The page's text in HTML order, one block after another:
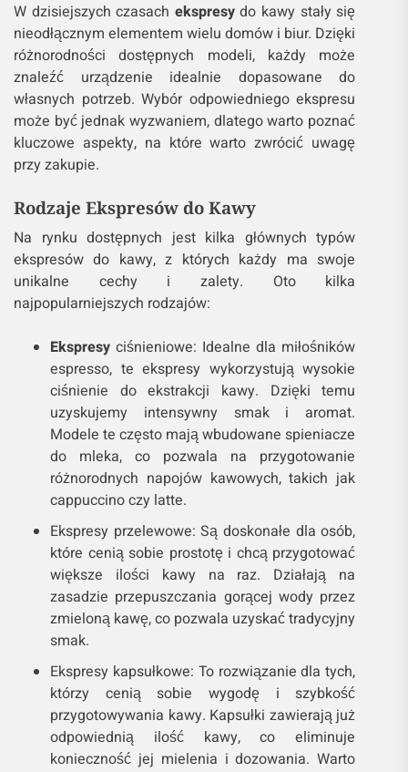
W dzisiejszych czasach ekspresydo kawy stały się
nieodłącznym elementem wielu domów i biur. Dzięki
różnorodności dostępnych modeli, każdy może
znaleźć urządzenie idealnie dopasowane do
własnych potrzeb. Wybór odpowiedniego ekspresu
może być jednak wyzwaniem, dlatego warto poznać
kluczowe aspekty, na które warto zwrócić uwagę
przy zakupie.
Rodzaje Ekspresów do Kawy
Na rynku dostępnych jest kilka głównych typów
ekspresów do kawy, z których każdy ma swoje
unikalne cechy i zalety. Oto kilka
najpopularniejszych rodzajów:
Ekspresy ciśnieniowe: Idealne dla miłośników
espresso, te ekspresy wykorzystują wysokie
ciśnienie do ekstrakcji kawy. Dzięki temu
uzyskujemy intensywny smak i aromat.
Modele te często mają wbudowane spieniacze
do mleka, co pozwala na przygotowanie
różnorodnych napojów kawowych, takich jak
cappuccino czy latte.
Ekspresy przelewowe: Są doskonałe dla osób,
które cenią sobie prostotę i chcą przygotować
większe ilości kawy na raz. Działają na
zasadzie przepuszczania gorącej wody przez
zmieloną kawę, co pozwala uzyskać tradycyjny
smak.
Ekspresy kapsułkowe: To rozwiązanie dla tych,
którzy cenią sobie wygodę i szybkość
przygotowywania kawy. Kapsułki zawierają już
odpowiednią ilość kawy, co eliminuje
konieczność jej mielenia i dozowania. Warto